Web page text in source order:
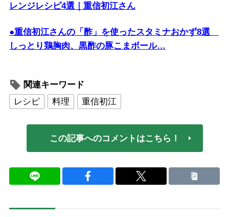
レンジレシピ4選｜重信初江さん
●重信初江さんの「酢」を使ったスタミナおかず8選
しっとり鶏胸肉、黒酢の豚こまボール…
関連キーワード
レシピ
料理 重信初江
この記事へのコメントはこちら！